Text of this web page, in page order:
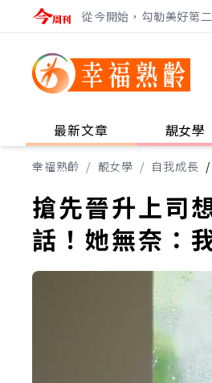
從今開始，勾勒美好第
最新文章 靚女學
幸福熟齡 / 靚女學 / 自我成長 /
搶先晉升上司
話！她無奈：